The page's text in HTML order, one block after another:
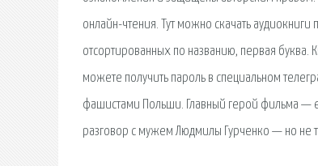
онлайн-чтения. Тут можно скачать
отсортированных по названию, первая буква.
можете получить пароль в специальном
фашистами Польши. Главный герой фильма —
разговор с мужем Людмилы Гурченко — но не